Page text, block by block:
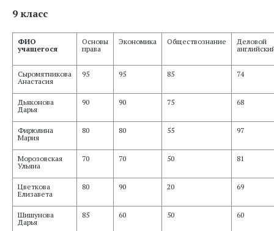
9 класс
ФИО
учащегося
Основы
права
Экономика Обществознание
Деловой
Сыромятникова
Анастасия
95 95 85 74
Дьяконова
Дарья
90 90 75 68
Фирюлина
Мария
80 80 55 97
Морозовская
Ульяна
70 70 50 81
Цветкова
Елизавета
80 90 20 69
Шишунова
Дарья
85 60 50 60